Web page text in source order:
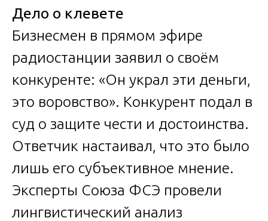
Дело о клевете
Бизнесмен в прямом эфире
радиостанции заявил о своём
конкуренте: «Он украл эти деньги,
это воровство». Конкурент подал в
суд о защите чести и достоинства.
Ответчик настаивал, что это было
лишь его субъективное мнение.
Эксперты Союза ФСЭ провели
лингвистический анализ